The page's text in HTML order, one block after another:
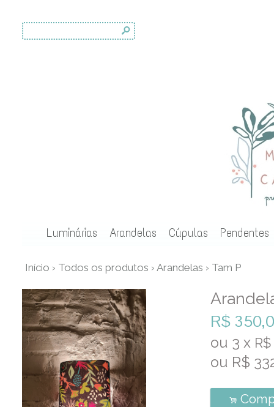
s
Luminárias Arandelas Cúpulas Pendentes
Início › Todos os produtos › Arandelas › Tam P
R$
ou 3 x R$
ou R$
.